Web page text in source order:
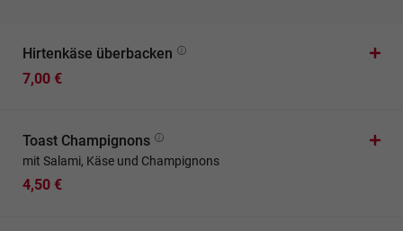
Hirtenkäse überbacken
7,00 €
Toast Champignons
mit Salami, Käse und Champignons
4,50 €